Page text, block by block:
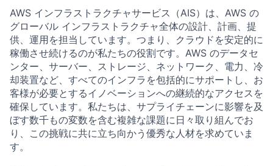
AWS インフラストラクチャサービス（AIS）は、AWS の
グローバル インフラストラクチャ全体の設計、計画、提
供、運用を担当しています。つまり、クラウドを安定的に
稼働させ続けるのが私たちの役割です。AWS のデータセ
ンター、サーバー、ストレージ、ネットワーク、電力、冷
却装置など、すべてのインフラを包括的にサポートし、お
客様が必要とするイノベーションへの継続的なアクセスを
確保しています。私たちは、サプライチェーンに影響を及
ぼす数千もの変数を含む複雑な課題に日々取り組んでお
り、この挑戦に共に立ち向かう優秀な人材を求めていま
す。